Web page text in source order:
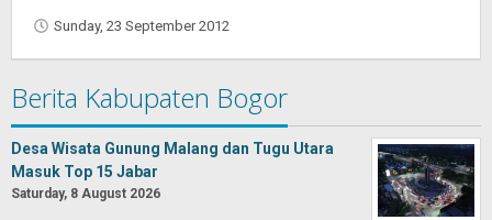
Sunday, 23 September 2012
Berita Kabupaten Bogor
Desa Wisata Gunung Malang dan Tugu Utara
Masuk Top 15 Jabar
Saturday, 8 August 2026